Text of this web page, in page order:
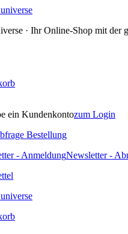
· Ihr Online-Shop mit der
ein Kundenkontozum Login
Bestellung
- AnmeldungNewsletter -